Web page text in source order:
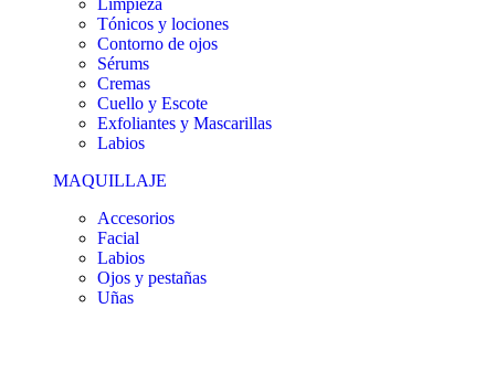
Limpieza
Tónicos y lociones
Contorno de ojos
Sérums
Cremas
Cuello y Escote
Exfoliantes y Mascarillas
Labios
MAQUILLAJE
Accesorios
Facial
Labios
Ojos y pestañas
Uñas